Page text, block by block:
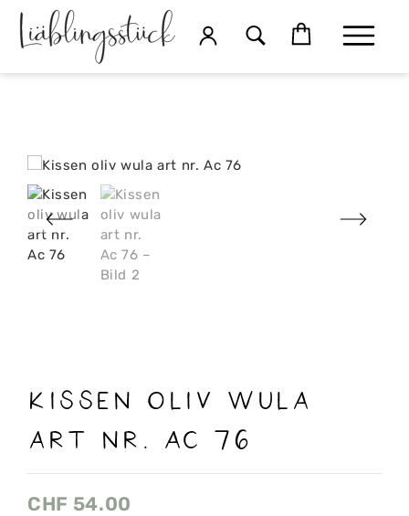
Kissen oliv wula
art nr. Ac 76
CHF 54.00